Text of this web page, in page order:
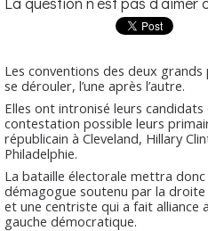
Les conventions des deux
se dérouler, l’une après l’autre.
Elles ont intronisé leurs
contestation possible leurs
républicain à Cleveland, Hillary
Philadelphie.
La bataille électorale mettra
démagogue soutenu par la
et une centriste qui a fait alliance
gauche démocratique.